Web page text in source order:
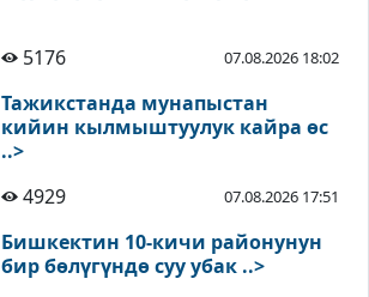
5176 07.08.2026 18:02
Тажикстанда мунапыстан
кийин кылмыштуулук кайра өс
..>
4929
07.08.2026 17:51
Бишкектин 10-кичи районунун
бир бөлүгүндө суу убак ..>